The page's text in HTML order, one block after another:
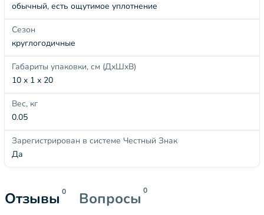
обычный, есть ощутимое уплотнение
Сезон
круглогодичные
Габариты упаковки, см (ДхШхВ)
10 x 1 x 20
Вес, кг
0.05
Зарегистрирован в системе Честный Знак
Да
Отзывы 0 Вопросы 0